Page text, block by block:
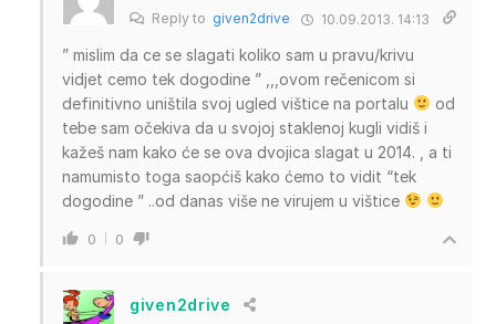
Reply to given2drive 10.09.2013. 14:13
” mislim da ce se slagati koliko sam u pravu/krivu
vidjet cemo tek dogodine ” ,,,ovom rečenicom si
definitivno uništila svoj ugled vištice na portalu
od
tebe sam očekiva da u svojoj staklenoj kugli vidiš i
kažeš nam kako će se ova dvojica slagat u 2014. , a ti
namumisto toga saopćiš kako ćemo to vidit “tek
dogodine ” ..od danas više ne virujem u vištice
0 0
given2drive